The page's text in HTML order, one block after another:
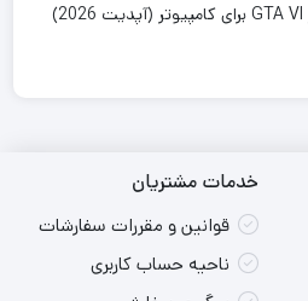
خدمات مشتریان
قوانین و مقررات سفارشات
ناحیه حساب کاربری